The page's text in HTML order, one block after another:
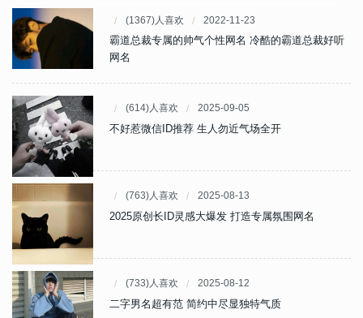
(1367)人喜欢 2022-11-23
霸道总裁专属的帅气个性网名 冷酷的霸道总裁好听
网名
(614)人喜欢 2025-09-05
不好惹微信ID推荐 生人勿近气场全开
(763)人喜欢 2025-08-13
2025原创长ID灵感大爆发 打造专属氛围网名
(733)人喜欢 2025-08-12
二字男名超有范 简约中尽显独特气质